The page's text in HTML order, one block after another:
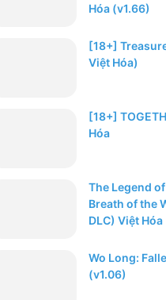
Hóa (v1.66)
[18+]
Việt Hóa)
[18+]
Hóa
The Legend
Breath of the
DLC) Việt Hóa
Wo Long:
(v1.06)